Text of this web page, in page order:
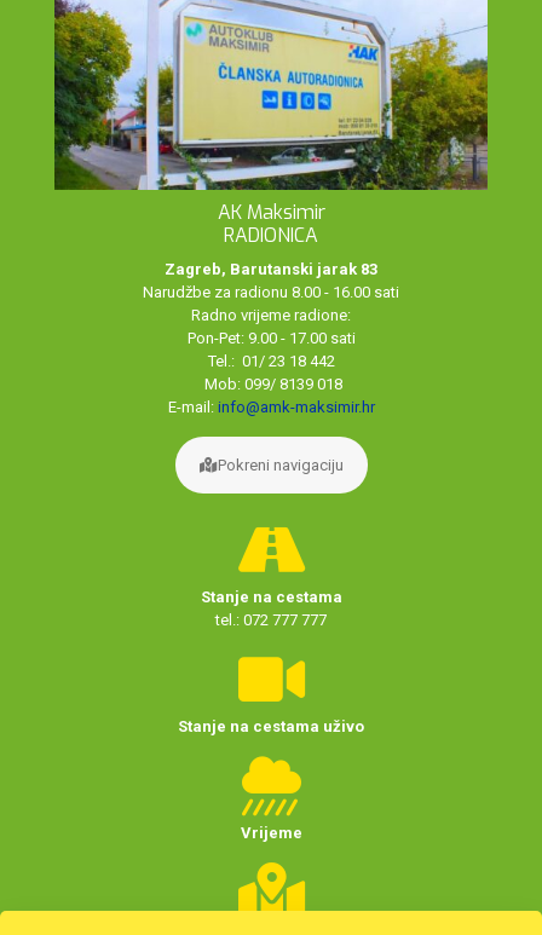
AK Maksimir
RADIONICA
Zagreb, Barutanski jarak 83
Narudžbe za radionu 8.00 - 16.00 sati
Radno vrijeme radione:
Pon-Pet: 9.00 - 17.00 sati
Tel.: 01/ 23 18 442
Mob: 099/ 8139 018
E-mail: info@amk-maksimir.hr
Pokreni navigaciju
Stanje na cestama
tel.: 072 777 777
Stanje na cestama uživo
Vrijeme